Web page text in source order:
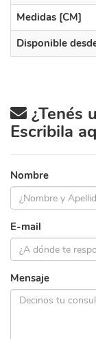
Medidas [CM]
Disponible
¿Tenés
Escribila
Nombre
E-mail
Mensaje